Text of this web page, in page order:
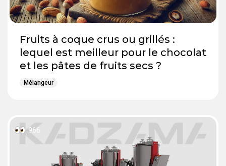
Fruits à coque crus ou grillés :
lequel est meilleur pour le chocolat
et les pâtes de fruits secs ?
Mélangeur
966